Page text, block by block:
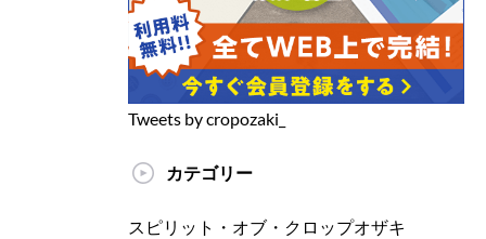
Tweets by cropozaki_
カテゴリー
スピリット・オブ・クロップオザキ